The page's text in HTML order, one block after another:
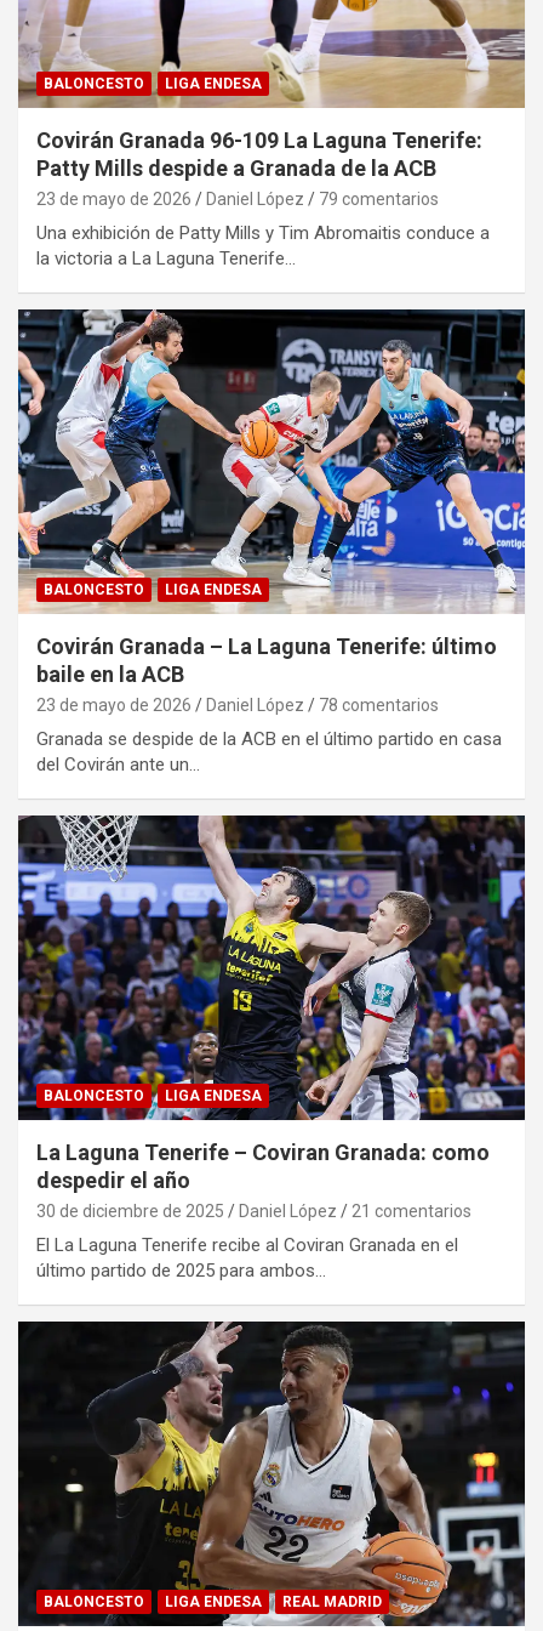
BALONCESTO LIGA ENDESA
Covirán Granada 96-109 La Laguna Tenerife:
Patty Mills despide a Granada de la ACB
23 de mayo de 2026 Daniel López 79 comentarios
Una exhibición de Patty Mills y Tim Abromaitis conduce a
la victoria a La Laguna Tenerife…
BALONCESTO LIGA ENDESA
Covirán Granada – La Laguna Tenerife: último
baile en la ACB
23 de mayo de 2026 Daniel López 78 comentarios
Granada se despide de la ACB en el último partido en casa
del Covirán ante un…
BALONCESTO LIGA ENDESA
La Laguna Tenerife – Coviran Granada: como
despedir el año
30 de diciembre de 2025 Daniel López 21 comentarios
El La Laguna Tenerife recibe al Coviran Granada en el
último partido de 2025 para ambos…
BALONCESTO LIGA ENDESA REAL MADRID